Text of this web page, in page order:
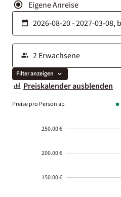
Eigene Anreise
Filter anzeigen
Preiskalender ausblenden
Preise pro Person ab
250.00 €
200.00 €
150.00 €